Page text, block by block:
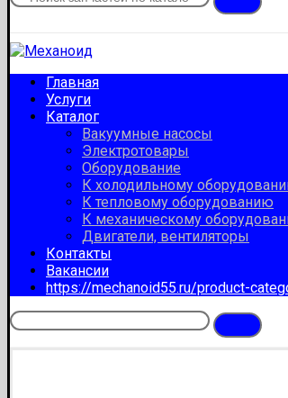
Главная
Услуги
Каталог
Вакуумные насосы
Электротовары
Оборудование
К холодильному
К тепловому оборудованию
К механическому
Двигатели, вентиляторы
Контакты
Вакансии
https://mechanoid55.ru/product-